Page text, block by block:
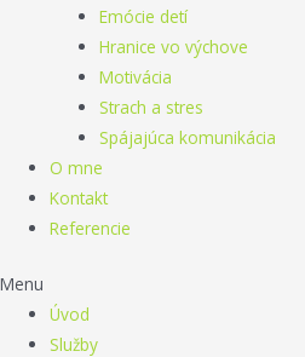
Emócie detí
Hranice vo výchove
Motivácia
Strach a stres
Spájajúca komunikácia
O mne
Kontakt
Referencie
Menu
Úvod
Služby